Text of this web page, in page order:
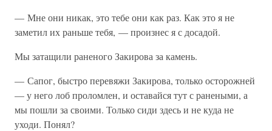
— Мне они никак, это тебе они как раз. Как это я не
заметил их раньше тебя, — произнес я с досадой.
Мы затащили раненого Закирова за камень.
— Сапог, быстро перевяжи Закирова, только осторожней
— у него лоб проломлен, и оставайся тут с ранеными, а
мы пошли за своими. Только сиди здесь и не куда не
уходи. Понял?